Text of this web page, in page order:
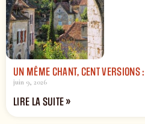
UN MÊME CHANT, CENT VERSIONS
juin 9, 2026
LIRE LA SUITE »